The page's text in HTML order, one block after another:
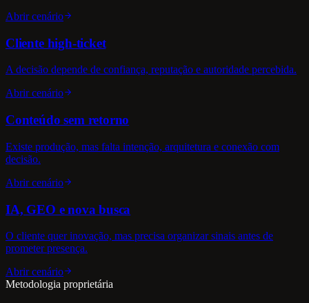
Abrir cenário
Cliente high-ticket
A decisão depende de confiança, reputação e autoridade percebida.
Abrir cenário
Conteúdo sem retorno
Existe produção, mas falta intenção, arquitetura e conexão com
decisão.
Abrir cenário
IA, GEO e nova busca
O cliente quer inovação, mas precisa organizar sinais antes de
prometer presença.
Abrir cenário
Metodologia proprietária